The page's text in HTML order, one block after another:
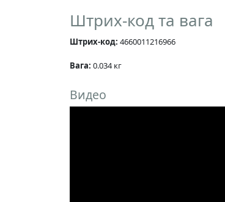
Штрих-код та вага
Штрих-код: 4660011216966
Вага: 0.034 кг
Видео